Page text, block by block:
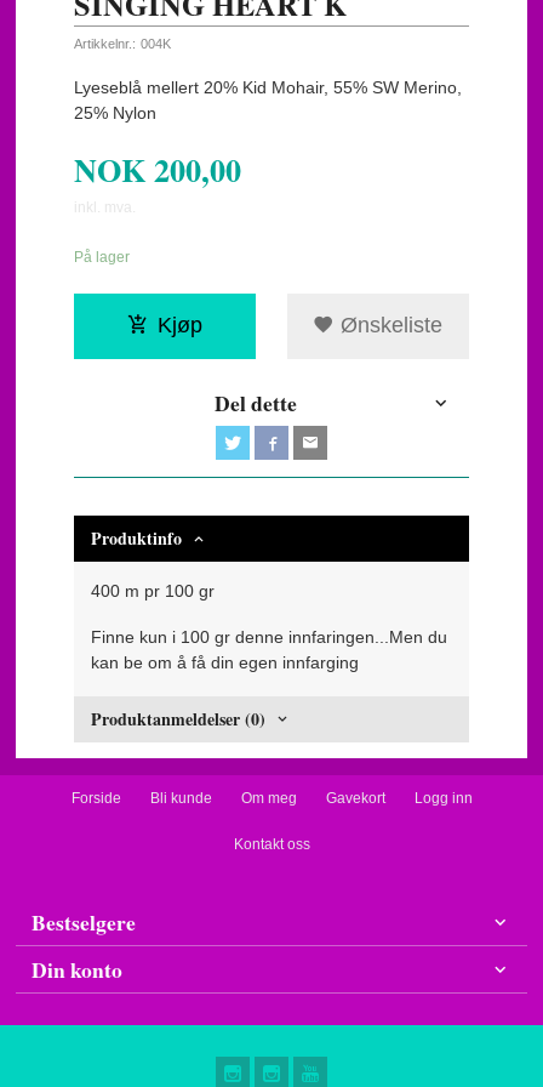
Artikkelnr.: 004K
Lyeseblå mellert 20% Kid Mohair, 55% SW Merino,
25% Nylon
NOK200,00
inkl. mva.
På lager
Kjøp Ønskeliste
Del dette
Produktinfo
400 m pr 100 gr
Finne kun i 100 gr denne innfaringen...Men du
kan be om å få din egen innfarging
Produktanmeldelser (0)
Forside Bli kunde Om meg Gavekort Logg inn
Kontakt oss
Bestselgere
Din konto